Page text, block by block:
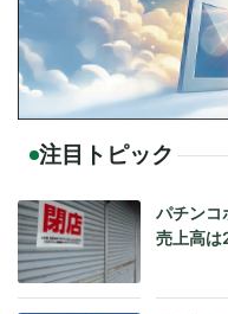
注目トピック
パチン
売上高は